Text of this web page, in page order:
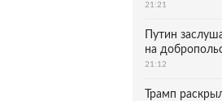
21:21
Путин
на
21:12
Трамп